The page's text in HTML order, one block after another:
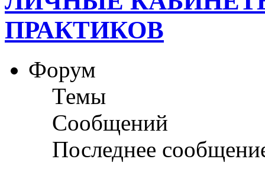
ПРАКТИКОВ
Форум
Темы
Сообщений
Последнее